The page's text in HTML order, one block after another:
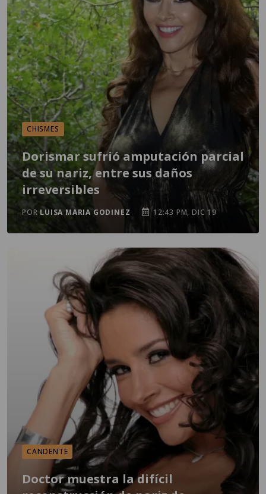
CHISMES
Dorismar sufrió amputación parcial
de su nariz, entre sus daños
irreversibles
POR LUISA MARIA GODINEZ 12:43 PM, DIC 19
CANDENTE
Doctor muestra la difícil